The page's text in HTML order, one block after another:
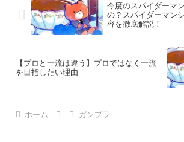
今度のスパイダーマ
の？スパイダーマン
容を徹底解説！
【プロと一流は違う】プロではなく一流
を目指したい理由
ホーム ガンプラ